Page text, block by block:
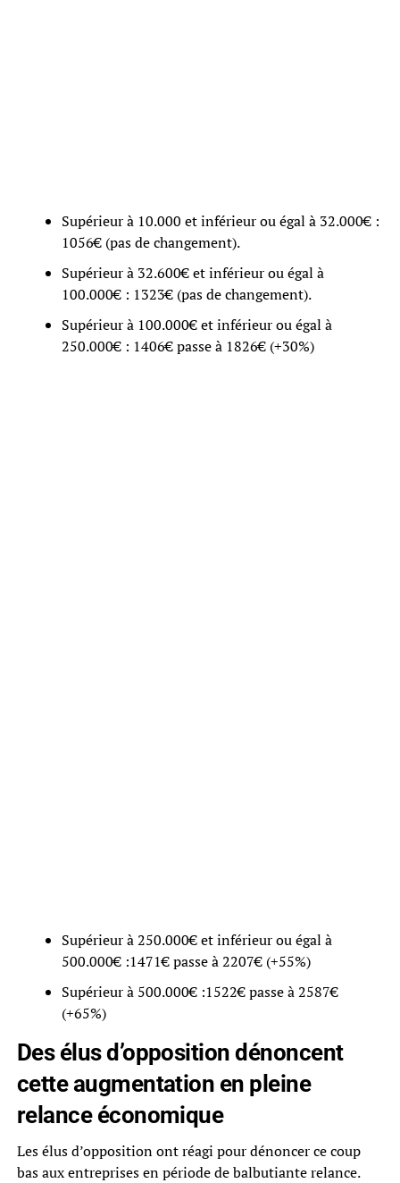
Supérieur à 10.000 et inférieur ou égal à 32.000€ :
1056€ (pas de changement).
Supérieur à 32.600€ et inférieur ou égal à
100.000€ : 1323€ (pas de changement).
Supérieur à 100.000€ et inférieur ou égal à
250.000€ : 1406€ passe à 1826€ (+30%)
Supérieur à 250.000€ et inférieur ou égal à
500.000€ :1471€ passe à 2207€ (+55%)
Supérieur à 500.000€ :1522€ passe à 2587€
(+65%)
Des élus d’opposition dénoncent
cette augmentation en pleine
relance économique
Les élus d’opposition ont réagi pour dénoncer ce coup
bas aux entreprises en période de balbutiante relance.